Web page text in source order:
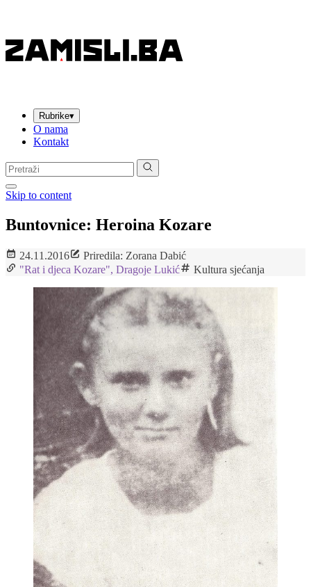
Rubrike▾
O nama
Kontakt
Pretraga:
Skip to content
Buntovnice: Heroina Kozare
24.11.2016
Priredila: Zorana Dabić
"Rat i djeca Kozare", Dragoje Lukić
Kultura sjećanja